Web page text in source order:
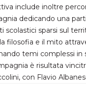
include inoltre
dedicando una
sparsi sul
filosofia e il mito
temi complessi in
è risultata
con Flavio